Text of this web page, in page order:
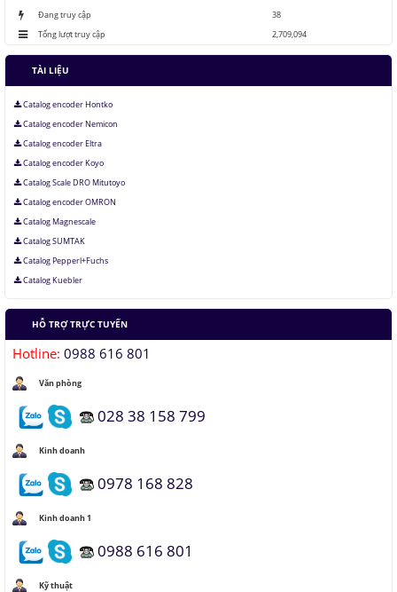
Đang truy cập
38
Tổng lượt truy cập
2,709,094
TÀI LIỆU
Catalog encoder Hontko
Catalog encoder Nemicon
Catalog encoder Eltra
Catalog encoder Koyo
Catalog Scale DRO Mitutoyo
Catalog encoder OMRON
Catalog Magnescale
Catalog SUMTAK
Catalog Pepperl+Fuchs
Catalog Kuebler
HỖ TRỢ TRỰC TUYẾN
Hotline: 0988 616 801
Văn phòng
028 38 158 799
Kinh doanh
0978 168 828
Kinh doanh 1
0988 616 801
Kỹ thuật